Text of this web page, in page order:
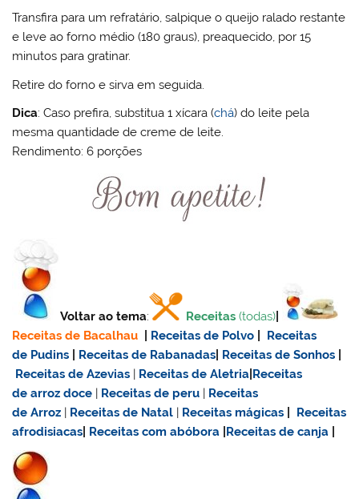
Transfira para um refratário, salpique o queijo ralado restante
e leve ao forno médio (180 graus), preaquecido, por 15
minutos para gratinar.
Retire do forno e sirva em seguida.
Dica: Caso prefira, substitua 1 xícara (chá) do leite pela
mesma quantidade de creme de leite.
Rendimento: 6 porções
Voltar ao tema: Receitas (todas)
Receitas de Bacalhau
Receitas de Polvo
Receitas
de Pudins
Receitas de Rabanadas Receitas de Sonhos
Receitas de Azevias | Receitas de Aletria Receitas
dearroz doce | Receitas de peru | Receitas
de Arroz | Receitas de Natal | Receitas mágicas
Receitas
afrodisiacas Receitas com abóbora Receitas de canja